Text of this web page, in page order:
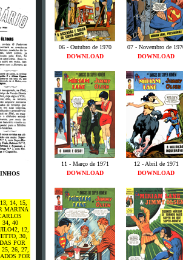
14, 15,
MARINA
34, 40
12,
30,
POR
26, 27,
POR
06 - Outubro de 1970
07 - Novembro de
DOWNLOAD
DOWNLOAD
11 - Março de 1971
12 - Abril de 1971
DOWNLOAD
DOWNLOAD